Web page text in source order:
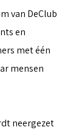
van DeClub
en
met één
mensen
neergezet